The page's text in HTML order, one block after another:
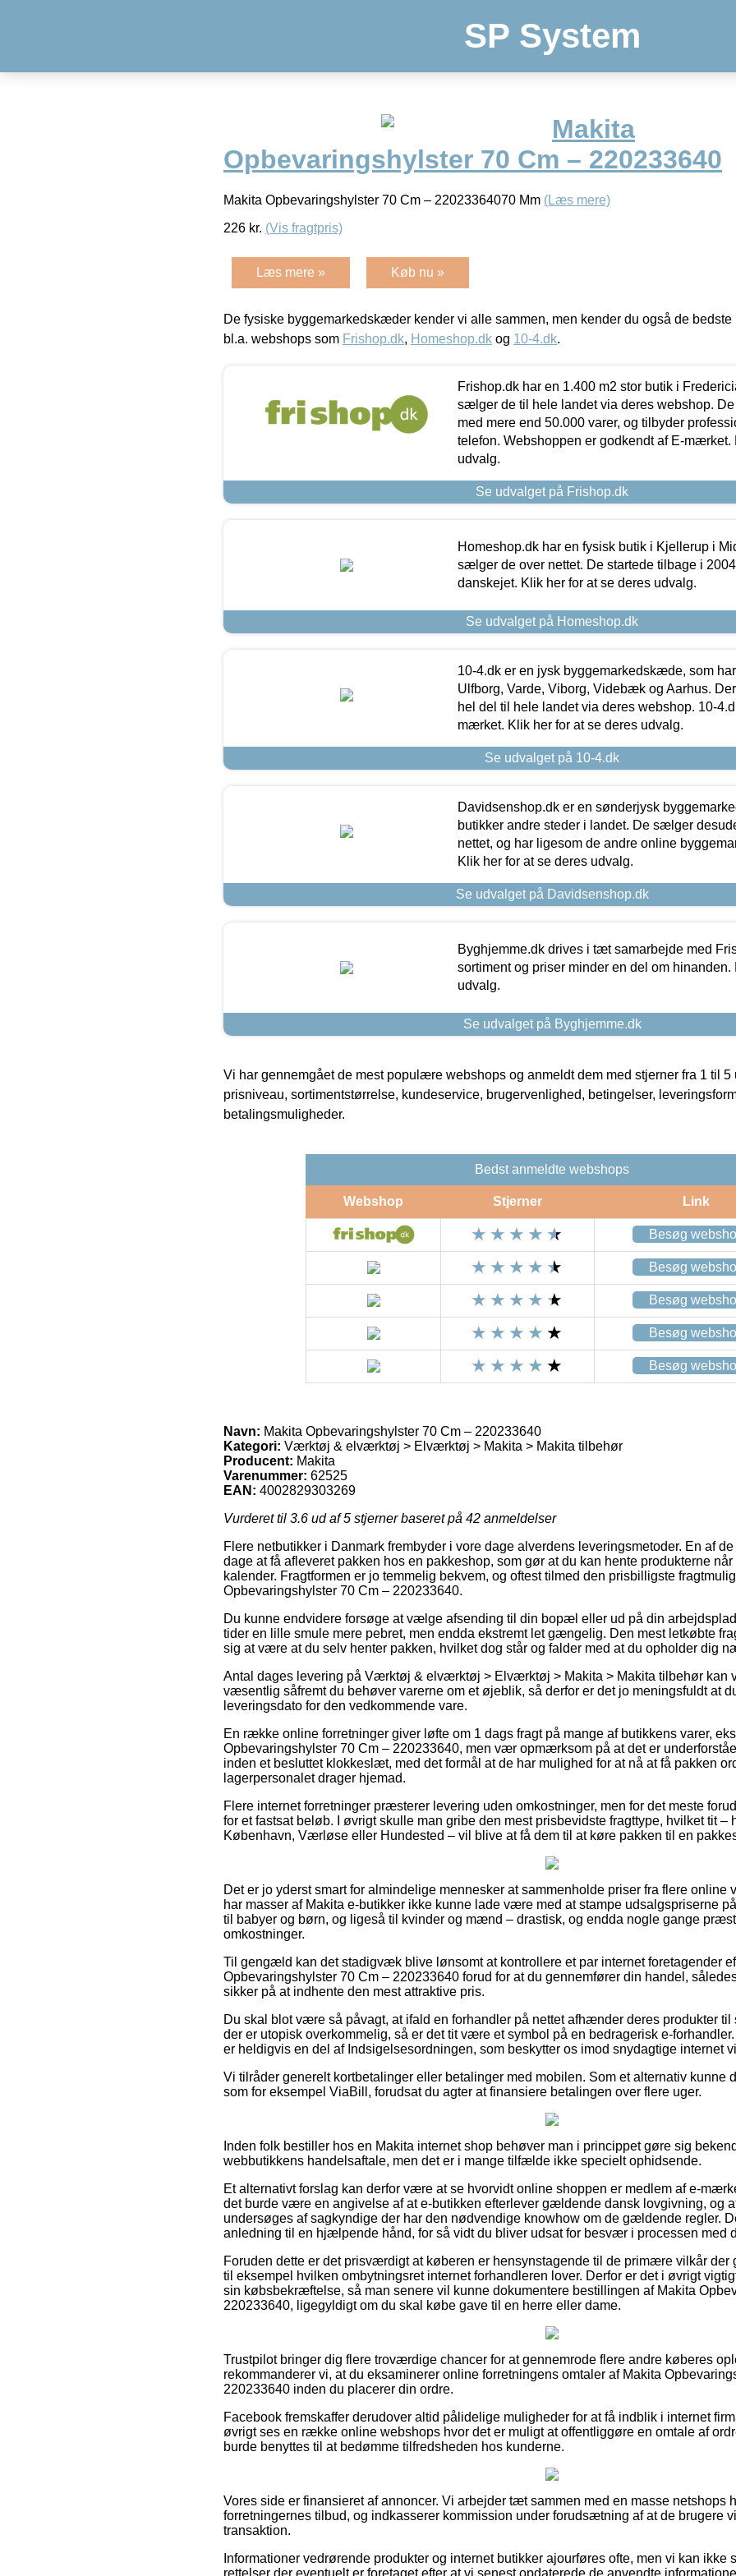
SP System
Makita
Opbevaringshylster 70 Cm – 220233640
Makita Opbevaringshylster 70 Cm – 22023364070 Mm (Læs mere)
226 kr. (Vis fragtpris)
Læs mere » Køb nu »
De fysiske byggemarkedskæder kender vi alle sammen, men kender du også de bedste
bl.a. webshops som Frishop.dk, Homeshop.dk og 10-4.dk.
Frishop.dk har en 1.400 m2 stor butik i
sælger de til hele landet via deres webshop. De
med mere end 50.000 varer, og tilbyder
telefon. Webshoppen er godkendt af E-mærket.
udvalg.
Se udvalget på Frishop.dk
Homeshop.dk har en fysisk butik i Kjellerup i
sælger de over nettet. De startede tilbage i
danskejet. Klik her for at se deres udvalg.
Se udvalget på Homeshop.dk
10-4.dk er en jysk byggemarkedskæde, som
Ulfborg, Varde, Viborg, Videbæk og Aarhus.
hel del til hele landet via deres webshop. 10-
mærket. Klik her for at se deres udvalg.
Se udvalget på 10-4.dk
Davidsenshop.dk er en sønderjysk
butikker andre steder i landet. De sælger
nettet, og har ligesom de andre online
Klik her for at se deres udvalg.
Se udvalget på Davidsenshop.dk
Byghjemme.dk drives i tæt samarbejde med
sortiment og priser minder en del om hinanden.
udvalg.
Se udvalget på Byghjemme.dk
Vi har gennemgået de mest populære webshops og anmeldt dem med stjerner fra 1 til 5
prisniveau, sortimentstørrelse, kundeservice, brugervenlighed, betingelser,
betalingsmuligheder.
Bedst anmeldte webshops
Webshop Stjerner Link
Besøg
Besøg
Besøg
Besøg
Besøg
Navn: Makita Opbevaringshylster 70 Cm – 220233640
Kategori: Værktøj & elværktøj > Elværktøj > Makita > Makita tilbehør
Producent: Makita
Varenummer: 62525
EAN: 4002829303269
Vurderet til 3.6 ud af 5 stjerner baseret på 42 anmeldelser
Flere netbutikker i Danmark frembyder i vore dage alverdens leveringsmetoder. En af
dage at få afleveret pakken hos en pakkeshop, som gør at du kan hente produkterne
kalender. Fragtformen er jo temmelig bekvem, og oftest tilmed den prisbilligste
Opbevaringshylster 70 Cm – 220233640.
Du kunne endvidere forsøge at vælge afsending til din bopæl eller ud på din
tider en lille smule mere pebret, men endda ekstremt let gængelig. Den mest letkøbte
sig at være at du selv henter pakken, hvilket dog står og falder med at du opholder dig
Antal dages levering på Værktøj & elværktøj > Elværktøj > Makita > Makita tilbehør kan
væsentlig såfremt du behøver varerne om et øjeblik, så derfor er det jo meningsfuldt at
leveringsdato for den vedkommende vare.
En række online forretninger giver løfte om 1 dags fragt på mange af butikkens varer,
Opbevaringshylster 70 Cm – 220233640, men vær opmærksom på at det er
inden et besluttet klokkeslæt, med det formål at de har mulighed for at nå at få pakken
lagerpersonalet drager hjemad.
Flere internet forretninger præsterer levering uden omkostninger, men for det meste
for et fastsat beløb. I øvrigt skulle man gribe den mest prisbevidste fragttype, hvilket tit
København, Værløse eller Hundested – vil blive at få dem til at køre pakken til en
Det er jo yderst smart for almindelige mennesker at sammenholde priser fra flere online
har masser af Makita e-butikker ikke kunne lade være med at stampe udsalgspriserne
til babyer og børn, og ligeså til kvinder og mænd – drastisk, og endda nogle gange
omkostninger.
Til gengæld kan det stadigvæk blive lønsomt at kontrollere et par internet foretagender
Opbevaringshylster 70 Cm – 220233640 forud for at du gennemfører din handel,
sikker på at indhente den mest attraktive pris.
Du skal blot være så påvagt, at ifald en forhandler på nettet afhænder deres produkter til
der er utopisk overkommelig, så er det tit være et symbol på en bedragerisk e-
er heldigvis en del af Indsigelsesordningen, som beskytter os imod snydagtige internet
Vi tilråder generelt kortbetalinger eller betalinger med mobilen. Som et alternativ kunne
som for eksempel ViaBill, forudsat du agter at finansiere betalingen over flere uger.
Inden folk bestiller hos en Makita internet shop behøver man i princippet gøre sig
webbutikkens handelsaftale, men det er i mange tilfælde ikke specielt ophidsende.
Et alternativt forslag kan derfor være at se hvorvidt online shoppen er medlem af e-
det burde være en angivelse af at e-butikken efterlever gældende dansk lovgivning, og
undersøges af sagkyndige der har den nødvendige knowhow om de gældende regler.
anledning til en hjælpende hånd, for så vidt du bliver udsat for besvær i processen med
Foruden dette er det prisværdigt at køberen er hensynstagende til de primære vilkår der
til eksempel hvilken ombytningsret internet forhandleren lover. Derfor er det i øvrigt
sin købsbekræftelse, så man senere vil kunne dokumentere bestillingen af Makita
220233640, ligegyldigt om du skal købe gave til en herre eller dame.
Trustpilot bringer dig flere troværdige chancer for at gennemrode flere andre køberes
rekommanderer vi, at du eksaminerer online forretningens omtaler af Makita
220233640 inden du placerer din ordre.
Facebook fremskaffer derudover altid pålidelige muligheder for at få indblik i internet
øvrigt ses en række online webshops hvor det er muligt at offentliggøre en omtale af
burde benyttes til at bedømme tilfredsheden hos kunderne.
Vores side er finansieret af annoncer. Vi arbejder tæt sammen med en masse netshops
forretningernes tilbud, og indkasserer kommission under forudsætning af at de brugere
transaktion.
Informationer vedrørende produkter og internet butikker ajourføres ofte, men vi kan ikke
rettelser der eventuelt er foretaget efter at vi senest opdaterede de anvendte